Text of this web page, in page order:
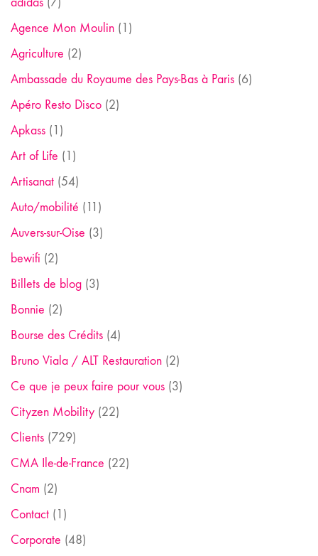
Agence Mon Moulin (1)
Agriculture (2)
Ambassade du Royaume des Pays-Bas à Paris (6)
Apéro Resto Disco (2)
Apkass (1)
Art of Life (1)
Artisanat (54)
Auto/mobilité (11)
Auvers-sur-Oise (3)
bewifi (2)
Billets de blog (3)
Bonnie (2)
Bourse des Crédits (4)
Bruno Viala / ALT Restauration (2)
Ce que je peux faire pour vous (3)
Cityzen Mobility (22)
Clients (729)
CMA Ile-de-France (22)
Cnam (2)
Contact (1)
Corporate (48)